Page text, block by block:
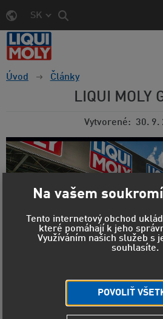
SK
Úvod Články
LIQUI MOLY
Vytvorené 30. 9.
Na vašem
Tento internetový obchod
které pomáhají k jeho
Využíváním našich služeb s
souhlasíte.
POVOLIŤ